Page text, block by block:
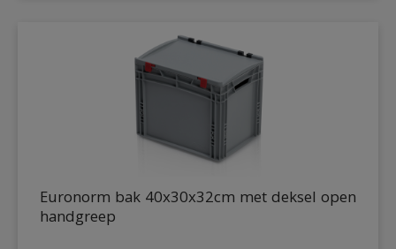
Euronorm bak 40x30x32cm met deksel open
handgreep